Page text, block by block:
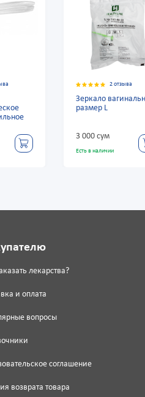
2 отзыва
Зеркало вагинальное
3 000 сум
Есть в наличии
лекарства?
и оплата
вопросы
соглашение
возврата товара